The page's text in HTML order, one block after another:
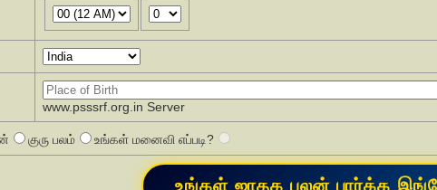
www.psssrf.org.in Server
குரு பலம் உங்கள் மனைவி எப்படி?